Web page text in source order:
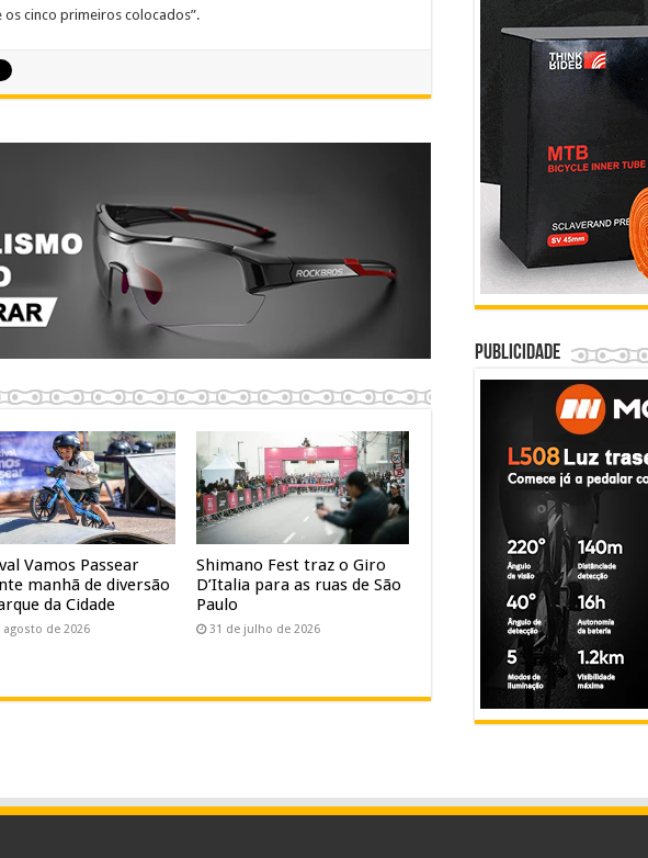
cinco primeiros colocados”.
Vamos Passear
manhã de diversão
da Cidade
agosto de 2026
Shimano Fest traz o Giro
D’Italia para as ruas de São
Paulo
31 de julho de 2026
Publicidade